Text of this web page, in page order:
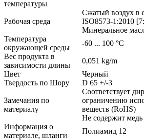
температуры
Рабочая среда
Сжатый воздух в
ISO8573-1:2010
Минеральное
Температура
окружающей среды
-60 ... 100 °C
Вес продукта в
зависимости длины
0,051 kg/m
Цвет
Черный
Твердость по Шору
D 65 +/-3
Замечания по
материалу
Соответствует
ограничению
веществ (RoHS)
Не содержит
Информация о
материале, шланги
Полиамид 12